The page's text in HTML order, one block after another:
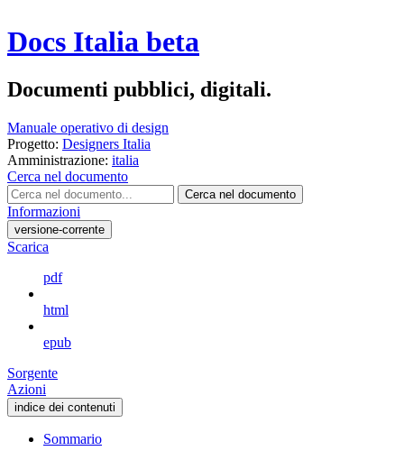
Docs Italia beta
Documenti pubblici, digitali.
Manuale operativo di design
Progetto: Designers Italia
Amministrazione: italia
Cerca nel documento
Cerca nel documento
Informazioni
versione-corrente
Scarica
pdf
html
epub
Sorgente
Azioni
indice dei contenuti
Sommario